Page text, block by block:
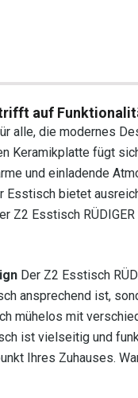
trifft auf
alle, die modernes
Keramikplatte fügt
und einladende
bietet
Z2 Esstisch
Der Z2 Esstisch
ansprechend ist,
mühelos mit
ist vielseitig und
Ihres Zuhauses.